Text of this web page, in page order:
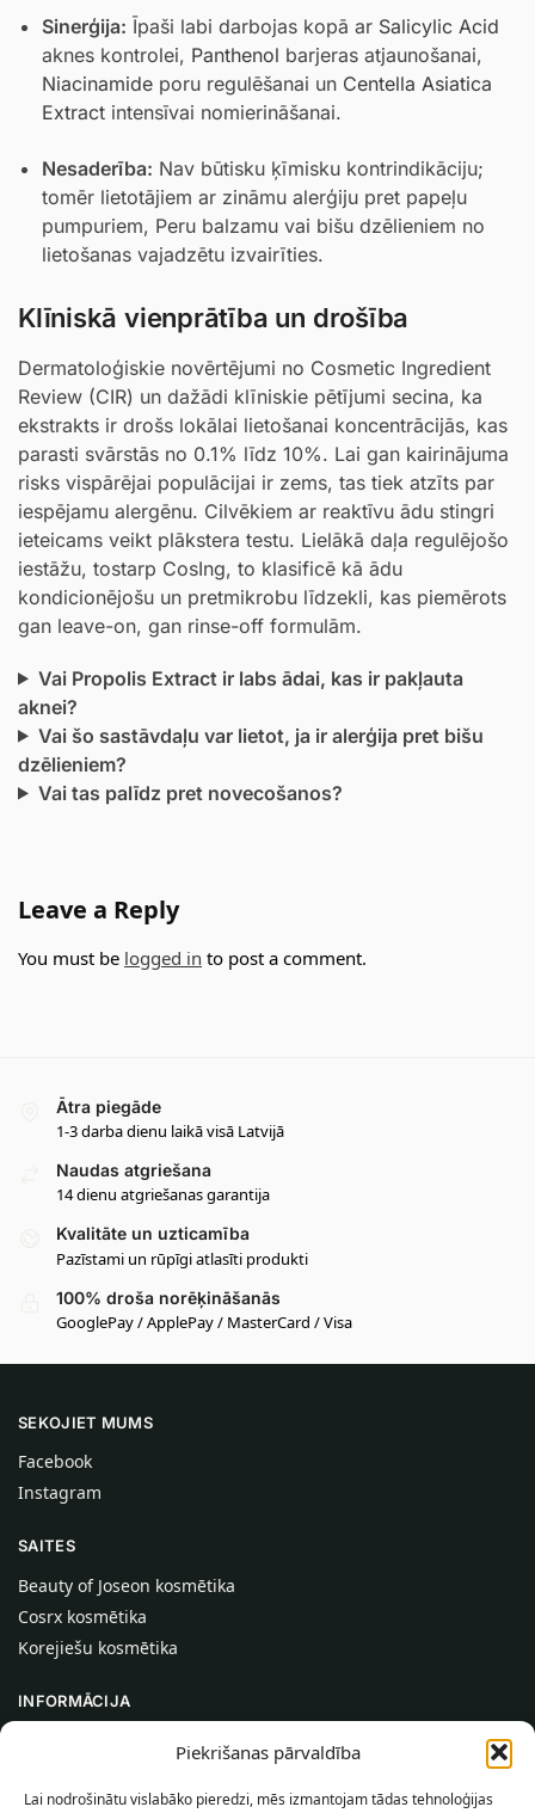
Piekrišanas pārvaldība
Lai nodrošinātu vislabāko pieredzi, mēs izmantojam tādas tehnoloģijas
Sinerģija: Īpaši labi darbojas kopā ar Salicylic Acid
aknes kontrolei, Panthenol barjeras atjaunošanai,
Niacinamide poru regulēšanai un Centella Asiatica
Extract intensīvai nomierināšanai.
Nesaderība: Nav būtisku ķīmisku kontrindikāciju;
tomēr lietotājiem ar zināmu alerģiju pret papeļu
pumpuriem, Peru balzamu vai bišu dzēlieniem no
lietošanas vajadzētu izvairīties.
Klīniskā vienprātība un drošība
Dermatoloģiskie novērtējumi no Cosmetic Ingredient
Review (CIR) un dažādi klīniskie pētījumi secina, ka
ekstrakts ir drošs lokālai lietošanai koncentrācijās, kas
parasti svārstās no 0.1% līdz 10%. Lai gan kairinājuma
risks vispārējai populācijai ir zems, tas tiek atzīts par
iespējamu alergēnu. Cilvēkiem ar reaktīvu ādu stingri
ieteicams veikt plākstera testu. Lielākā daļa regulējošo
iestāžu, tostarp CosIng, to klasificē kā ādu
kondicionējošu un pretmikrobu līdzekli, kas piemērots
gan leave-on, gan rinse-off formulām.
Vai Propolis Extract ir labs ādai, kas ir pakļauta
aknei?
Vai šo sastāvdaļu var lietot, ja ir alerģija pret bišu
dzēlieniem?
Vai tas palīdz pret novecošanos?
Leave a Reply
You must be logged in to post a comment.
Ātra piegāde
1-3 darba dienu laikā visā Latvijā
Naudas atgriešana
14 dienu atgriešanas garantija
Kvalitāte un uzticamība
Pazīstami un rūpīgi atlasīti produkti
100% droša norēķināšanās
GooglePay / ApplePay / MasterCard / Visa
SEKOJIET MUMS
Facebook
Instagram
SAITES
Beauty of Joseon kosmētika
Cosrx kosmētika
Korejiešu kosmētika
INFORMĀCIJA
Palīdzība